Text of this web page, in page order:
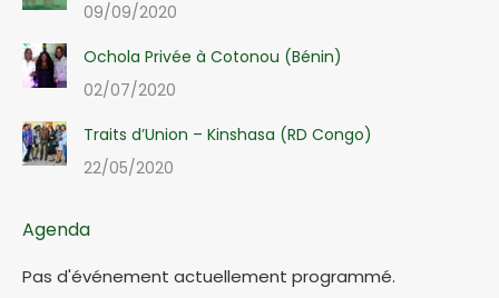
09/09/2020
Ochola Privée à Cotonou (Bénin)
02/07/2020
Traits d’Union – Kinshasa (RD Congo)
22/05/2020
Agenda
Pas d'événement actuellement programmé.